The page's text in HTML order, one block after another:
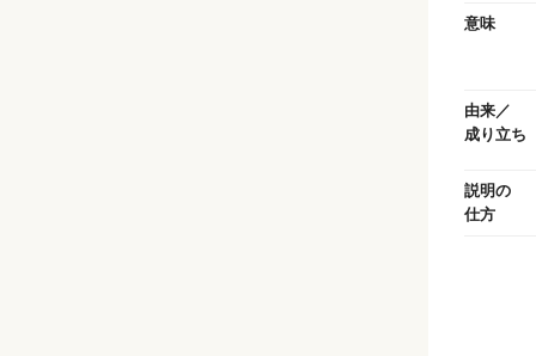
意味
由来／
成り立ち
説明の
仕方